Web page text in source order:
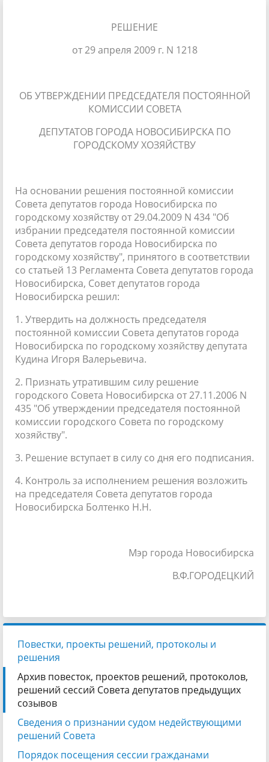
РЕШЕНИЕ
от 29 апреля 2009 г. N 1218
ОБ УТВЕРЖДЕНИИ ПРЕДСЕДАТЕЛЯ ПОСТОЯННОЙ
КОМИССИИ СОВЕТА
ДЕПУТАТОВ ГОРОДА НОВОСИБИРСКА ПО
ГОРОДСКОМУ ХОЗЯЙСТВУ
На основании решения постоянной комиссии
Совета депутатов города Новосибирска по
городскому хозяйству от 29.04.2009 N 434 "Об
избрании председателя постоянной комиссии
Совета депутатов города Новосибирска по
городскому хозяйству", принятого в соответствии
со статьей 13 Регламента Совета депутатов города
Новосибирска, Совет депутатов города
Новосибирска решил:
1. Утвердить на должность председателя
постоянной комиссии Совета депутатов города
Новосибирска по городскому хозяйству депутата
Кудина Игоря Валерьевича.
2. Признать утратившим силу решение
городского Совета Новосибирска от 27.11.2006 N
435 "Об утверждении председателя постоянной
комиссии городского Совета по городскому
хозяйству".
3. Решение вступает в силу со дня его подписания.
4. Контроль за исполнением решения возложить
на председателя Совета депутатов города
Новосибирска Болтенко Н.Н.
Мэр города Новосибирска
В.Ф.ГОРОДЕЦКИЙ
Повестки, проекты решений, протоколы и
решения
Архив повесток, проектов решений, протоколов,
решений сессий Совета депутатов предыдущих
созывов
Сведения о признании судом недействующими
решений Совета
Порядок посещения сессии гражданами